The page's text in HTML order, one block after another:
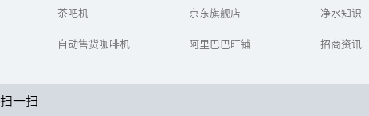
上去暑解渴中药或...
茶吧机
自动售货咖啡机
京东旗舰店
阿里巴巴旺铺
净水知识
招商资讯
扫一扫